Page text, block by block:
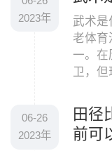
2023年
武术是
老体育
一。在
卫，但
一项非
06-26
2023年
田径
前可